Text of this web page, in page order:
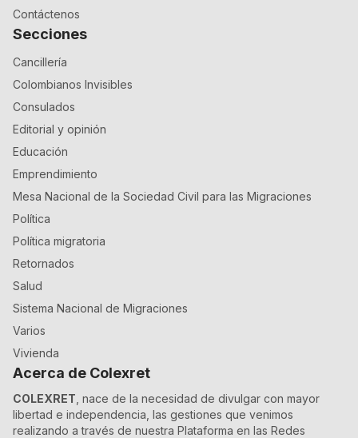
Contáctenos
Secciones
Cancillería
Colombianos Invisibles
Consulados
Editorial y opinión
Educación
Emprendimiento
Mesa Nacional de la Sociedad Civil para las Migraciones
Política
Política migratoria
Retornados
Salud
Sistema Nacional de Migraciones
Varios
Vivienda
Acerca de Colexret
COLEXRET , nace de la necesidad de divulgar con mayor
libertad e independencia, las gestiones que venimos
realizando a través de nuestra Plataforma en las Redes